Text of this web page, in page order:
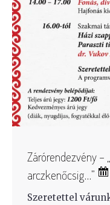
Zárórendezvény –
arczkenőcsig…”
Szeretettel